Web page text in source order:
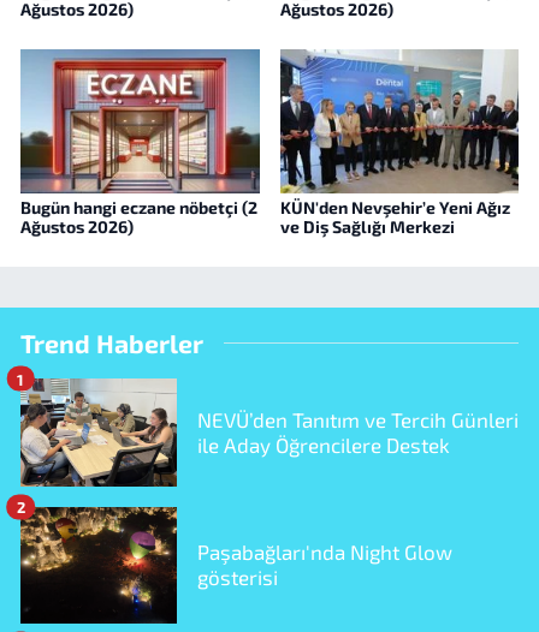
Ağustos 2026)
Ağustos 2026)
Bugün hangi eczane nöbetçi (2
Ağustos 2026)
KÜN'den Nevşehir’e Yeni Ağız
ve Diş Sağlığı Merkezi
Trend Haberler
NEVÜ’den Tanıtım ve Tercih Günleri
ile Aday Öğrencilere Destek
1
Paşabağları'nda Night Glow
gösterisi
2